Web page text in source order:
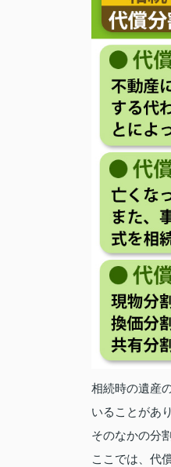
相続時の遺産
いることがあ
そのなかの分
ここでは、代